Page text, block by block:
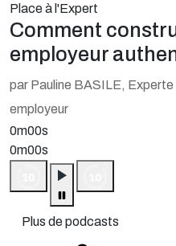
Place à l'Expert
Comment
employeur
par Pauline BASILE, Experte
employeur
0m00s
0m00s
Plus de podcasts